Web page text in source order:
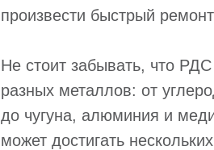
произвести быстрый
Не стоит забывать, что
разных металлов: от
до чугуна, алюминия и
может достигать